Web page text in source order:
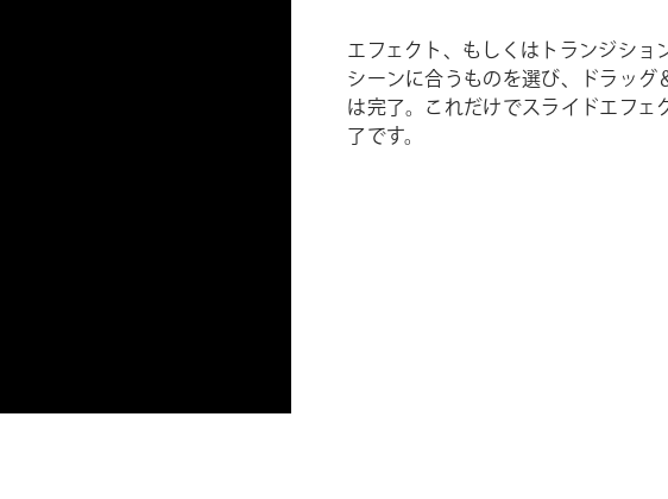
エフェクト、もしくはトランジショ
シーンに合うものを選び、ドラッグ
は完了。これだけでスライドエフェ
了です。